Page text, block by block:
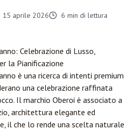
15 aprile 2026 6 min di lettura
Celebrazione di Lusso,
la Pianificazione
è una ricerca di intenti premium
una celebrazione raffinata
Il marchio Oberoi è associato a
architettura elegante ed
il che lo rende una scelta naturale